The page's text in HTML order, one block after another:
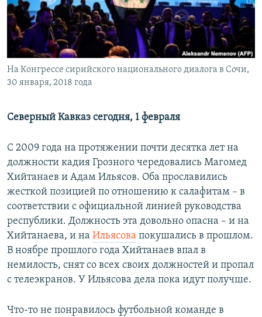
РАСПИСАНИЕ ВЕЩАНИЯ
ПОДПИШИТЕСЬ НА РАССЫЛКУ
Все сайты РСЕ/РС
На Конгрессе сирийского национального диалога в Сочи,
30 января, 2018 года
Северный Кавказ сегодня, 1 февраля
С 2009 года на протяжении почти десятка лет на
должности кадия Грозного чередовались Магомед
Хийтанаев и Адам Ильясов. Оба прославились
жесткой позицией по отношению к салафитам – в
соответствии с официальной линией руководства
республики. Должность эта довольно опасна – и на
Хийтанаева, и на Ильясова покушались в прошлом.
В ноябре прошлого года Хийтанаев впал в
немилость, снят со всех своих должностей и пропал
с телеэкранов. У Ильясова дела пока идут получше.
Что-то не понравилось футбольной команде в